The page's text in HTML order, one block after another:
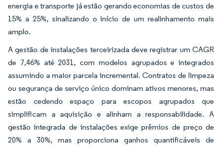
energia e transporte já estão gerando economias de custos de
15% a 25%, sinalizando o início de um realinhamento mais
amplo.
A gestão de instalações terceirizada deve registrar um CAGR
de 7,46% até 2031, com modelos agrupados e integrados
assumindo a maior parcela incremental. Contratos de limpeza
ou segurança de serviço único dominam ativos menores, mas
estão cedendo espaço para escopos agrupados que
simplificam a aquisição e alinham a responsabilidade. A
gestão integrada de instalações exige prêmios de preço de
20% a 30%, mas proporciona ganhos quantificáveis de